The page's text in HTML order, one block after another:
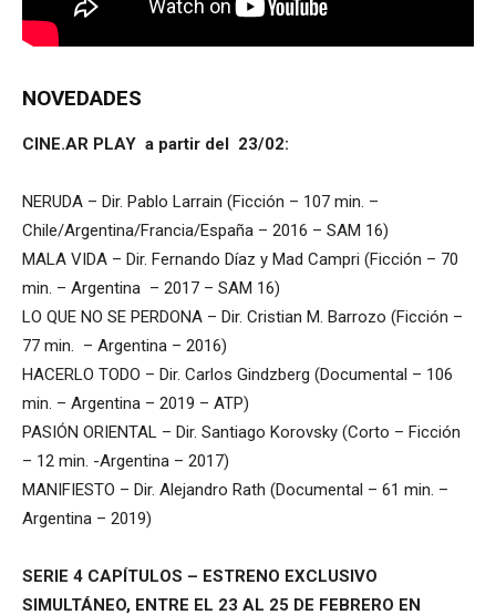
NOVEDADES
CINE.AR PLAY a partir del 23/02:
NERUDA – Dir. Pablo Larrain (Ficción – 107 min. –
Chile/Argentina/Francia/España – 2016 – SAM 16)
MALA VIDA – Dir. Fernando Díaz y Mad Campri (Ficción – 70
min. – Argentina – 2017 – SAM 16)
LO QUE NO SE PERDONA – Dir. Cristian M. Barrozo (Ficción –
77 min. – Argentina – 2016)
HACERLO TODO – Dir. Carlos Gindzberg (Documental – 106
min. – Argentina – 2019 – ATP)
PASIÓN ORIENTAL – Dir. Santiago Korovsky (Corto – Ficción
– 12 min. -Argentina – 2017)
MANIFIESTO – Dir. Alejandro Rath (Documental – 61 min. –
Argentina – 2019)
SERIE 4 CAPÍTULOS – ESTRENO EXCLUSIVO
SIMULTÁNEO, ENTRE EL 23 AL 25 DE FEBRERO EN